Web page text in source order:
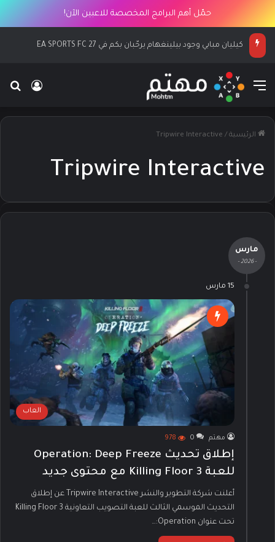
حمّل أهم البرامج المخصصة للاعبين الآن!
كيليان مبابي وجود بيلينغهام يرحّبان بكم في EA SPORTS FC 27
القائمة
الرئيسية /
Tripwire Interactive
Tripwire Interactive
مارس
- 2026 -
15 مارس
العاب
مهتم 0
978
إطلاق تحديث Operation: Deep Freeze
للعبة Killing Floor 3 مع محتوى جديد
أعلنت شركة التطوير والنشر Tripwire Interactive عن إطلاق
التحديث الموسمي الثالث للعبة التصويب التعاونية Killing Floor 3
تحت عنوان Operation:…